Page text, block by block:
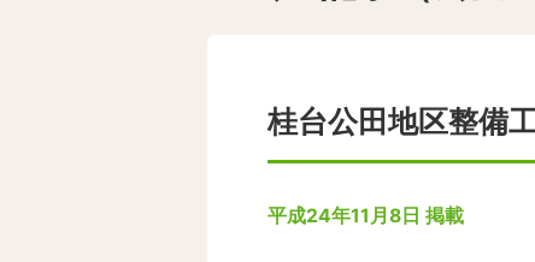
桂台公田地区整備
平成24年11月8日 掲載